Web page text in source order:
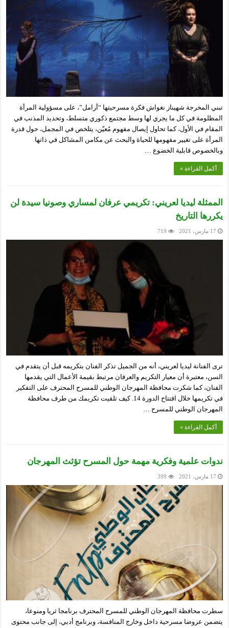
تبني المخرجة شهيناز نغواش فكرة مسرحيتها “أرامل”، على مسؤولية المرأة
المظلومة في كل ما يجري لها وسط مجتمع ذكوري متسلط، وتحديد المذنب في
المقام في الأول، كما تحاول إيصال مفهوم مُعيّن، يتلخص في المجمل، حول قدرة
المرأة على تغيير مفهومها للحياة والبحث عن مكامن المشاكل في ذاتها
وبالخصوص قابلية الخضوع …
أكمل القراءة »
الممثلة ليديا لعريني: تكريمي عرفان لمساري وصونيا سيدة لن
يكررها التاريخ
17 مارس، 2021 719
ترى الفنانة ليديا لعريني، أنه من الجميل تذكر الفنان بتكريمه قبل أن يتقدم في
السن، معتبرة أن معيار التكريم والعرفان مرتبط بقيمة الأعمال التي يقدمها
الفنان، كما شكرت محافظة المهرجان الوطني للمسرح المحترف على التفكير
في تكريمها خلال افتتاح الدورة 14. كيف تلقيت تكريمك من طرف محافظة
المهرجان الوطني للمسرح …
أكمل القراءة »
ندوات علمية وفكرية مهمة حول المسرح تؤثث المهرجان
17 مارس، 2021 399
سطرت محافظة المهرجان الوطني للمسرح المحترف برنامجا ثريا ومنوعا،
يتضمن عروضا مسرحية داخل وخارج المنافسة، وبرنامج أدبي، إلى جانب محتوى